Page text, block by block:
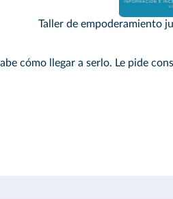
Taller de empoderamiento
cómo llegar a serlo. Le pide